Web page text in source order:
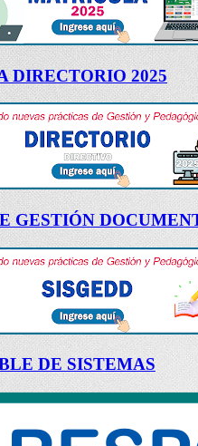
DIRECTORIO 2025
GESTIÓN
DE SISTEMAS